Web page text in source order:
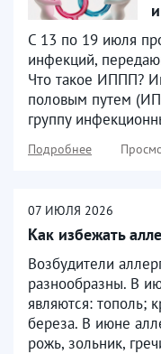
С 13 по 19 июля
инфекций,
Что такое ИППП?
половым путем
группу
Подробнее
07 ИЮЛЯ 2026
Как избежать
Возбудители
разнообразны. В
являются: тополь;
береза. В июне
рожь, зольник,